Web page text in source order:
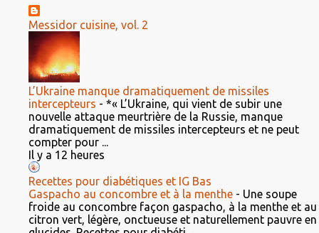
Messidor cuisine, vol. 2
L’Ukraine manque dramatiquement de missiles
intercepteurs - *« L’Ukraine, qui vient de subir une
nouvelle attaque meurtrière de la Russie, manque
dramatiquement de missiles intercepteurs et ne peut
compter pour ...
Il y a 12 heures
Recettes pour diabétiques et IG Bas
Gaspacho au concombre et à la menthe - Une soupe
froide au concombre façon gaspacho, à la menthe et au
citron vert, légère, onctueuse et naturellement pauvre en